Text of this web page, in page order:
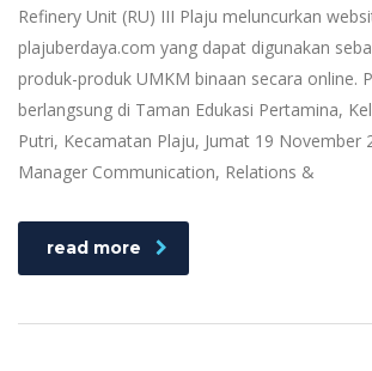
Refinery Unit (RU) III Plaju meluncurkan
plajuberdaya.com yang dapat digunakan
produk-produk UMKM binaan secara online.
berlangsung di Taman Edukasi Pertamina,
Putri, Kecamatan Plaju, Jumat 19 November
Manager Communication, Relations &
read more